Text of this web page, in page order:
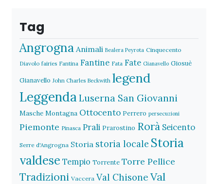
Tag
Angrogna Animali Bealera Peyrota Cinquecento
Diavolo fairies Fantina Fantine Fata Fate Gianavello Giosuè
Gianavello John Charles Beckwith legend
Leggenda Luserna San Giovanni
Masche Montagna Ottocento Perrero persecuzioni
Piemonte Pinasca Prali Prarostino Rorà Seicento
Serre d'Angrogna Storia storia locale Storia
valdese Tempio Torrente Torre Pellice
Tradizioni Vaccera Val Chisone Val